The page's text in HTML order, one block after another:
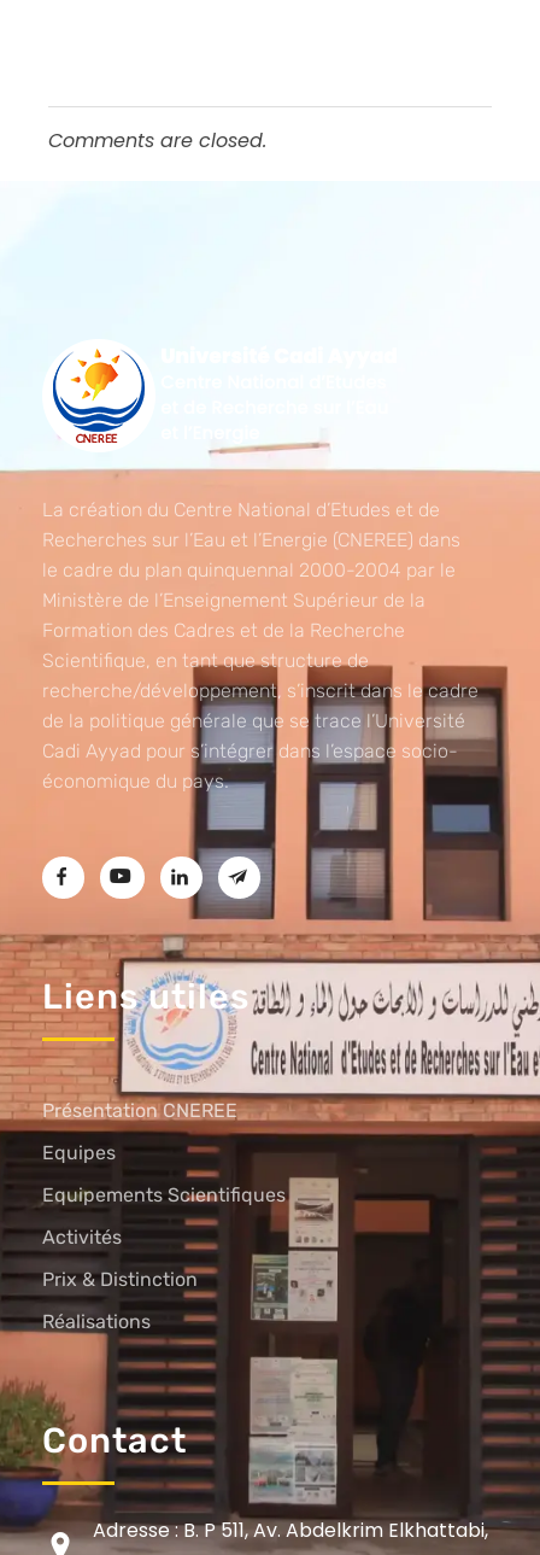
Comments are closed.
Centre national d'études et de recherches sur l'eau et l'énergie
La création du Centre National d’Etudes et de
Recherches sur l’Eau et l’Energie (CNEREE) dans
le cadre du plan quinquennal 2000-2004 par le
Ministère de l’Enseignement Supérieur de la
Formation des Cadres et de la Recherche
Scientifique, en tant que structure de
recherche/développement, s’inscrit dans le cadre
de la politique générale que se trace l’Université
Cadi Ayyad pour s’intégrer dans l’espace socio-
économique du pays.
Liens utiles
Présentation CNEREE
Equipes
Equipements Scientifiques
Activités
Prix & Distinction
Réalisations
Contact
Adresse : B. P 511, Av. Abdelkrim Elkhattabi,